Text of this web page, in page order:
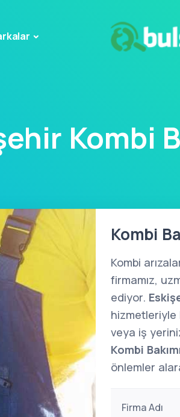
Kombi
Kombi
Kombi
firmamız,
ediyor.
hizmetleriyle
veya iş
Kombi
önlemler
Firma Adı